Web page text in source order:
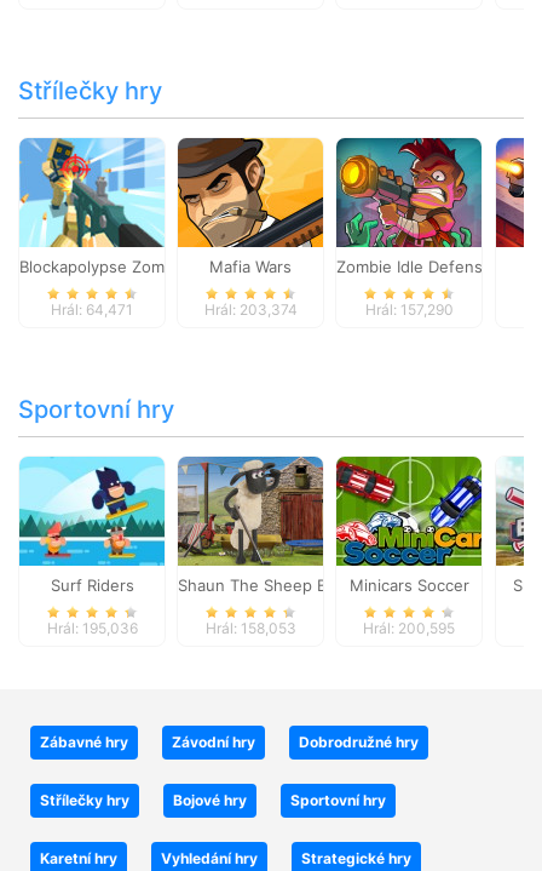
Střílečky hry
Blockapolypse Zombie Shooter
Hrál: 64,471
Mafia Wars
Hrál: 203,374
Zombie Idle Defense
Hrál: 157,290
Sportovní hry
Surf Riders
Hrál: 195,036
Shaun The Sheep Baahmy Golf
Hrál: 158,053
Minicars Soccer
Hrál: 200,595
Zábavné hry Závodní hry Dobrodružné hry
Střílečky hry Bojové hry Sportovní hry
Karetní hry Vyhledání hry Strategické hry